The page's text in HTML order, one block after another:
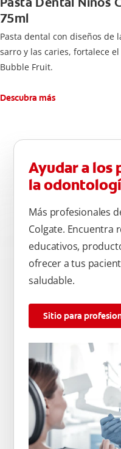
75ml
Pasta dental con diseños de
sarro y las caries, fortalece
Bubble Fruit.
Descubra más
Ayudar a los
la
Más profesionales
Colgate. Encuentra
educativos,
ofrecer a tus
saludable.
Sitio para